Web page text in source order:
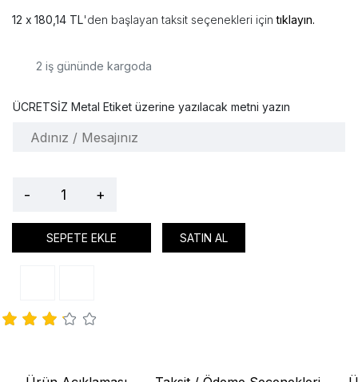
180,14 TL'den başlayan taksit seçenekleri içintıklayın.
2 iş gününde kargoda
ÜCRETSİZ Metal Etiket üzerine yazılacak metni yazın
- +
SEPETE EKLE SATIN AL